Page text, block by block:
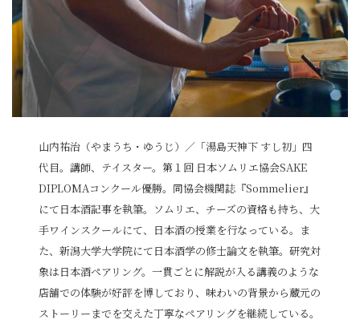
山内祐治（やまうち・ゆうじ）／「湯島天神下 すし初」四
代目。講師、テイスター。第１回 日本ソムリエ協会SAKE
DIPLOMAコンクール優勝。同協会機関誌『Sommelier』
にて日本酒記事を執筆。ソムリエ、チーズの資格も持ち、大
手ワインスクールにて、日本酒の授業を行なっている。ま
た、新潟大学大学院にて日本酒学の修士論文を執筆。研究対
象は日本酒ペアリング。一貫ごとに解説が入る講義のような
店舗での体験が好評を博しており、味わいの背景から蔵元の
ストーリーまでを交えた丁寧なペアリングを継続している。